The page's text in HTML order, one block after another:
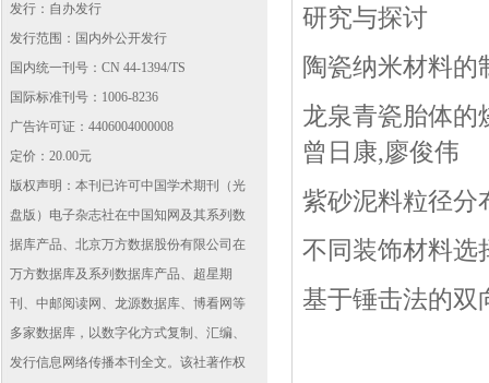
发行：自办发行
发行范围：国内外公开发行
国内统一刊号：CN 44-1394/TS
国际标准刊号：1006-8236
广告许可证：4406004000008
定价：20.00元
版权声明：本刊已许可中国学术期刊（光
盘版）电子杂志社在中国知网及其系列数
据库产品、北京万方数据股份有限公司在
万方数据库及系列数据库产品、超星期
刊、中邮阅读网、龙源数据库、博看网等
多家数据库，以数字化方式复制、汇编、
发行信息网络传播本刊全文。该社著作权
研究与探讨
陶瓷纳米材料的
龙泉青瓷胎体的
曾日康,廖俊伟
紫砂泥料粒径分
不同装饰材料选
基于锤击法的双